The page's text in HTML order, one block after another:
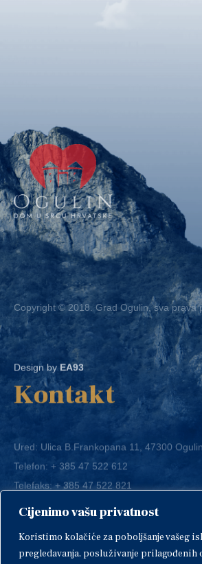
Cijenimo vašu privatnost
Koristimo kolačiće za poboljšanje vašeg
pregledavanja, posluživanje prilagođenih
Copyright © 2018. Grad Ogulin, sva prava
Design byEA93
Kontakt
Ured: Ulica B.Frankopana 11, 47300 Ogulin
Telefon:+ 385 47 522 612
Telefaks:+ 385 47 522 821
E-mail:grad-ogulin@ogulin.hr